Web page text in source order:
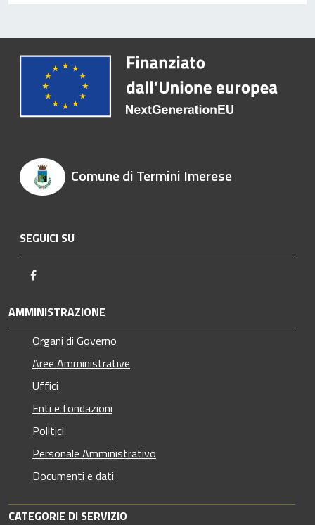
Comune di Termini Imerese
SEGUICI SU
AMMINISTRAZIONE
Organi di Governo
Aree Amministrative
Uffici
Enti e fondazioni
Politici
Personale Amministrativo
Documenti e dati
CATEGORIE DI SERVIZIO